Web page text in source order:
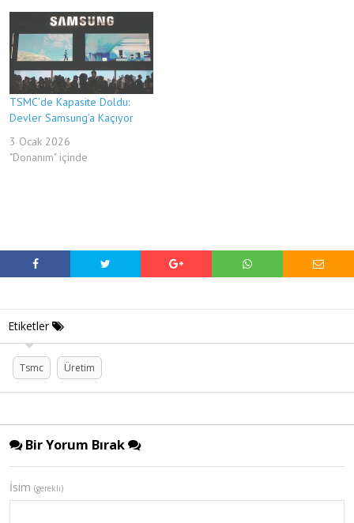
TSMC’de Kapasite Doldu:
Devler Samsung’a Kaçıyor
3 Ocak 2026
"Donanım" içinde
Etiketler
Tsmc Üretim
Bir Yorum Bırak
İsim (gerekli)